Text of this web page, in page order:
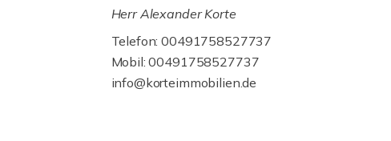
Herr Alexander Korte
Telefon: 00491758527737
Mobil: 00491758527737
info@korteimmobilien.de